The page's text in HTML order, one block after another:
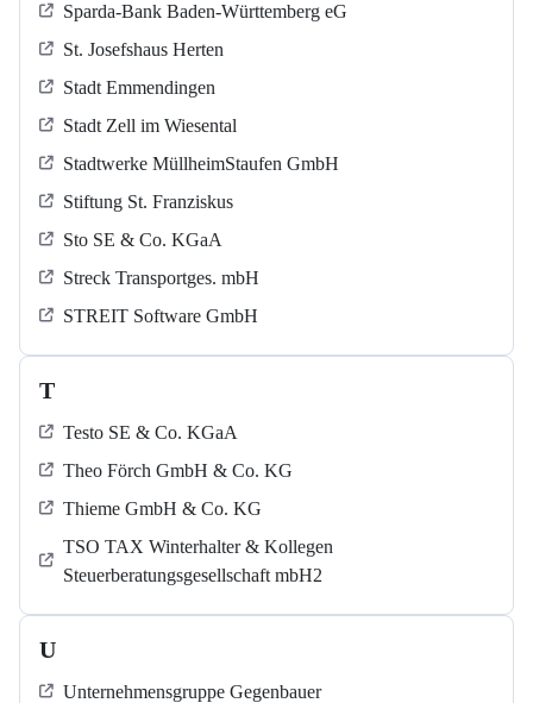
Sparda-Bank Baden-Württemberg eG
St. Josefshaus Herten
Stadt Emmendingen
Stadt Zell im Wiesental
Stadtwerke MüllheimStaufen GmbH
Stiftung St. Franziskus
Sto SE & Co. KGaA
Streck Transportges. mbH
STREIT Software GmbH
T
Testo SE & Co. KGaA
Theo Förch GmbH & Co. KG
Thieme GmbH & Co. KG
TSO TAX Winterhalter & Kollegen
Steuerberatungsgesellschaft mbH2
U
Unternehmensgruppe Gegenbauer